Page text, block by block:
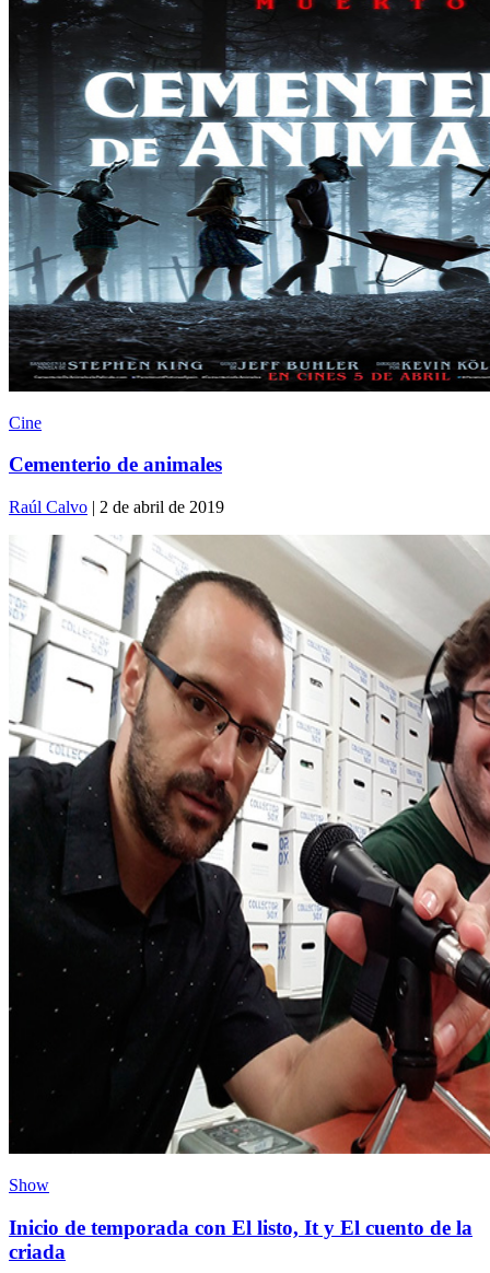
Cine
Cementerio de animales
Raúl Calvo | 2 de abril de 2019
Show
Inicio de temporada con El listo, It y El cuento de la
criada